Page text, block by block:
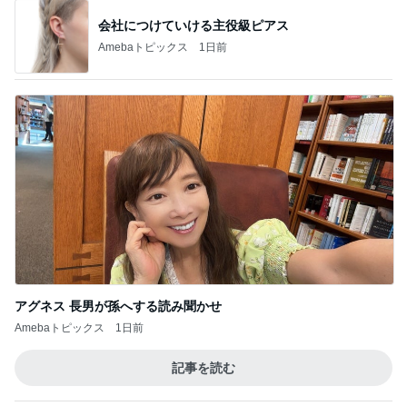
会社につけていける主役級ピアス
Amebaトピックス 1日前
アグネス 長男が孫へする読み聞かせ
Amebaトピックス 1日前
記事を読む